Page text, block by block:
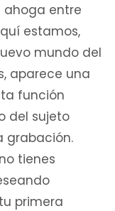
ahoga entre
estamos,
mundo del
aparece una
función
del sujeto
grabación.
tienes
primera